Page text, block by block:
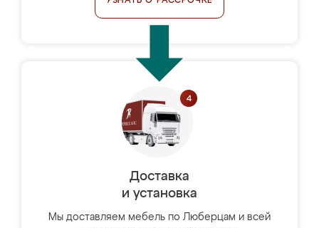
Доставка
и установка
Мы доставляем мебель по Люберцам и всей